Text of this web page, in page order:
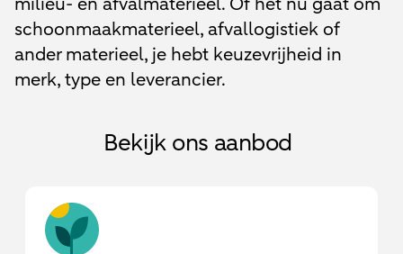
schoon­maak­ma­te­ri­eel, af­val­lo­gis­tiek of
ander materieel, je hebt keuzevrijheid in
merk, type en leverancier.
Bekijk ons aanbod